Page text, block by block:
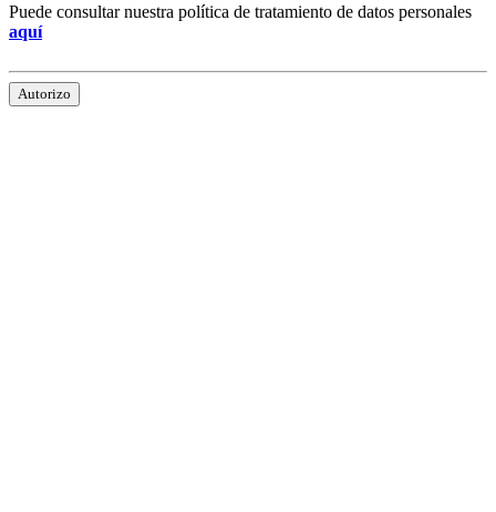
Puede consultar nuestra política de tratamiento de datos personales
aquí
Autorizo